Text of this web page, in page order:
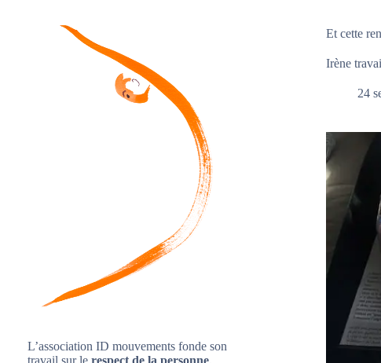
Et cette
Irène
24
L’association ID mouvements fonde son
travail sur le respect de la personne.